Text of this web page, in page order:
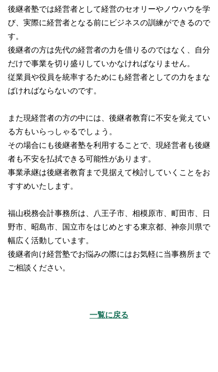
後継者塾では経営者として経営のセオリーやノウハウを学
び、実際に経営者となる前にビジネスの訓練ができるので
す。
後継者の方は先代の経営者の力を借りるのではなく、自分
だけで事業を切り盛りしていかなければなりません。
従業員や役員を統率するためにも経営者としての力をまな
ばければならないのです。
また現経営者の方の中には、後継者教育に不安を覚えてい
る方もいらっしゃるでしょう。
その場合にも後継者塾を利用することで、現経営者も後継
者も不安を払拭できる可能性があります。
事業承継は後継者教育まで見据えて検討していくことをお
すすめいたします。
福山税務会計事務所は、八王子市、相模原市、町田市、日
野市、昭島市、国立市をはじめとする東京都、神奈川県で
幅広く活動しています。
後継者向け経営塾でお悩みの際にはお気軽に当事務所まで
ご相談ください。
一覧に戻る